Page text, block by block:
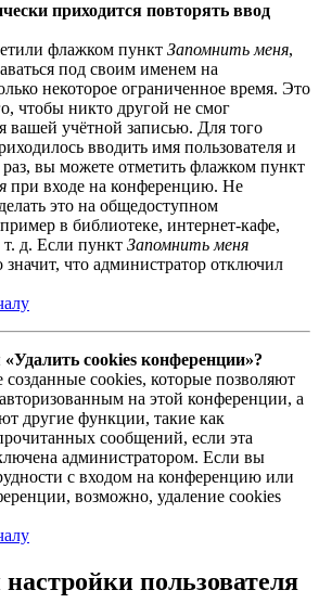
приходится повторять ввод
флажком пункт Запомнить меня,
под своим именем на
некоторое ограниченное время. Это
чтобы никто другой не смог
вашей учётной записью. Для того
вводить имя пользователя и
вы можете отметить флажком пункт
при входе на конференцию. Не
это на общедоступном
в библиотеке, интернет-кафе,
т. д. Если пункт Запомнить меня
значит, что администратор отключил
cookies конференции»?
созданные cookies, которые позволяют
на этой конференции, а
другие функции, такие как
сообщений, если эта
администратором. Если вы
с входом на конференцию или
возможно, удаление cookies
пользователя